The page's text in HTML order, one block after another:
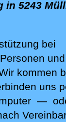
in 5243
vor Ort in
bei
und
kommen
uns
—